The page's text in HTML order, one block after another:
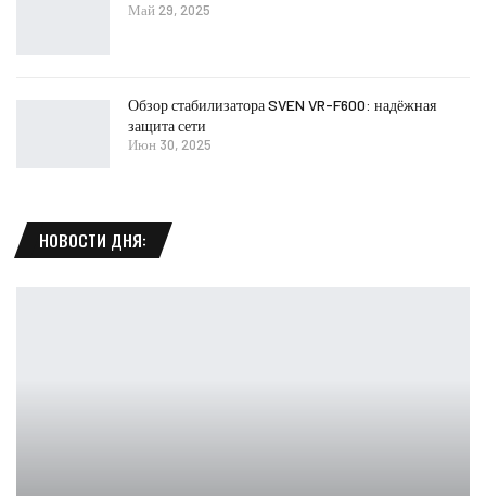
Май 29, 2025
Обзор стабилизатора SVEN VR-F600: надёжная
защита сети
Июн 30, 2025
НОВОСТИ ДНЯ: